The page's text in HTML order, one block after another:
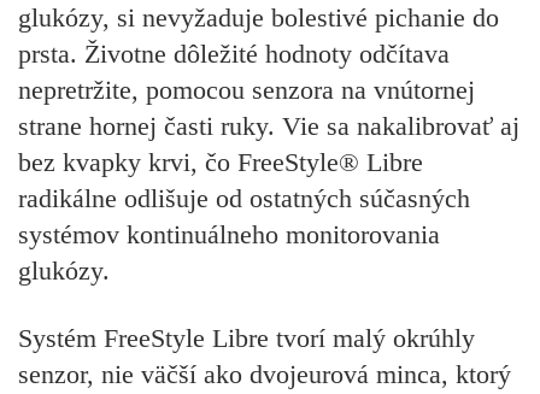
glukózy, si nevyžaduje bolestivé pichanie do
prsta. Životne dôležité hodnoty odčítava
nepretržite, pomocou senzora na vnútornej
strane hornej časti ruky. Vie sa nakalibrovať aj
bez kvapky krvi, čo FreeStyle® Libre
radikálne odlišuje od ostatných súčasných
systémov kontinuálneho monitorovania
glukózy.
Systém FreeStyle Libre tvorí malý okrúhly
senzor, nie väčší ako dvojeurová minca, ktorý